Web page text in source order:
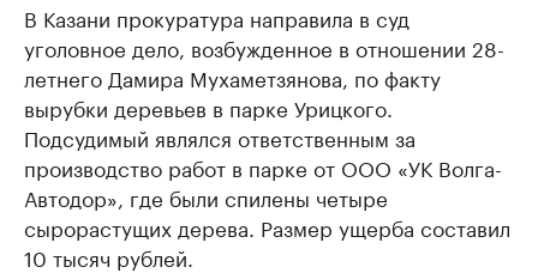
В Казани прокуратура направила в суд
уголовное дело, возбужденное в отношении 28-
летнего Дамира Мухаметзянова, по факту
вырубки деревьев в парке Урицкого.
Подсудимый являлся ответственным за
производство работ в парке от ООО «УК Волга-
Автодор», где были спилены четыре
сырорастущих дерева. Размер ущерба составил
10 тысяч рублей.